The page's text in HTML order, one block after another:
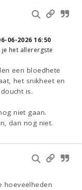
06-2026 16:50
het allerergste
een bloedhete
het snikheet en
is.
niet gaan.
dan nog niet.
hoeveelheden